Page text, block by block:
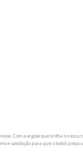
Com a argola que brilha no
e satisfação para que o bebê